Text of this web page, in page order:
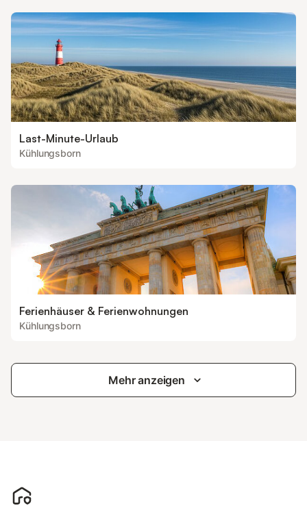
Last-Minute-Urlaub
Kühlungsborn
Ferienhäuser & Ferienwohnungen
Kühlungsborn
Mehr anzeigen